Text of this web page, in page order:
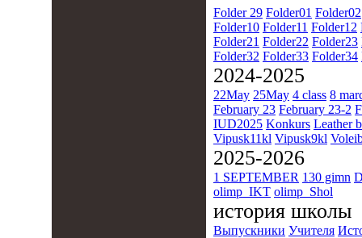
Folder 29 Folder01 Folder02
Folder10 Folder11 Folder12
Folder21 Folder22 Folder23
Folder32 Folder33 Folder34
2024-2025
22May 25May 4 class 8
February 23 February 23-2
IUD2025 Konkurs Leather
Vipusk11kl Vipusk9kl
2025-2026
1 SEPTEMBER 130 gimn
olimp_IKT olimp_Shol
история школы
Выпускники Учителя